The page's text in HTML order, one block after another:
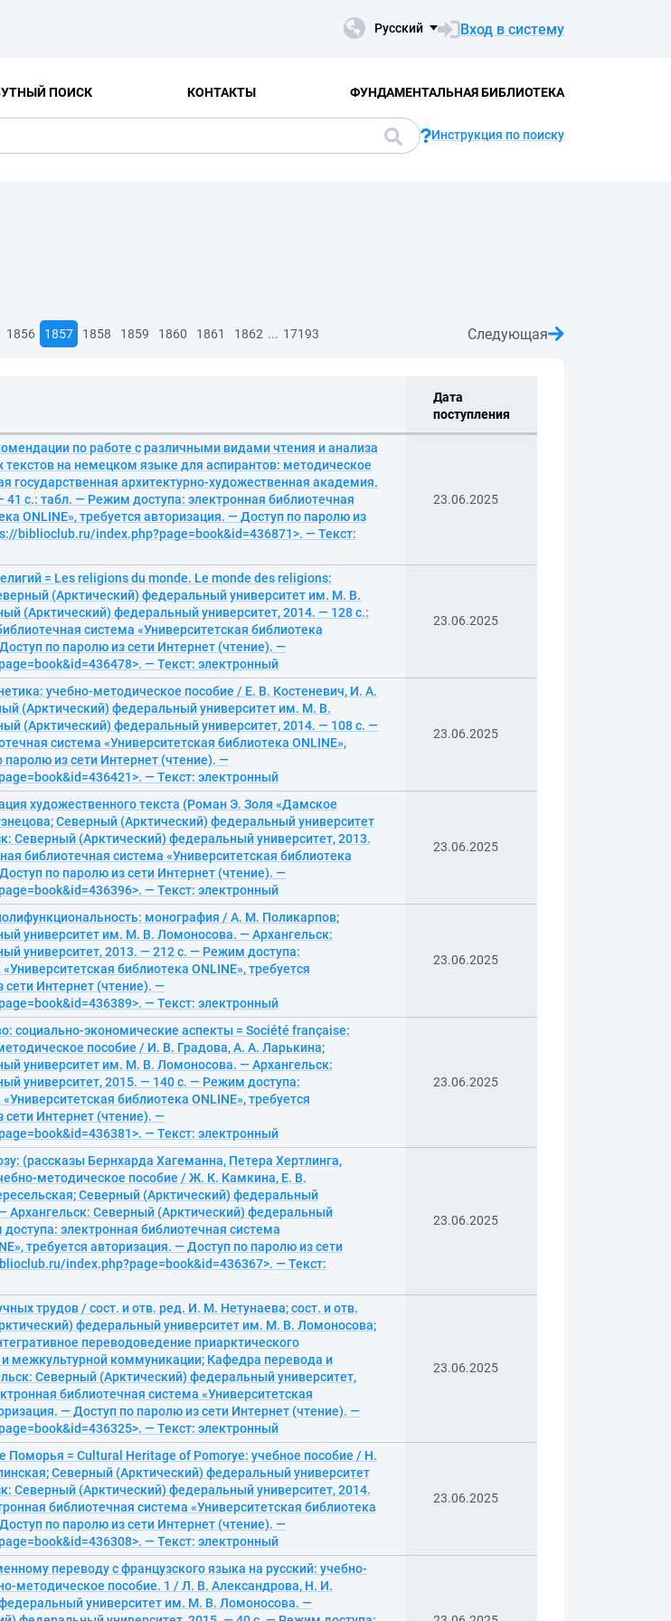
Русский Вход в систему
ПОИСК КОНТАКТЫ ФУНДАМЕНТАЛЬНАЯ БИБЛИОТЕКА
Инструкция по поиску
1856 1857 1858 1859 1860 1861 1862 ... 17193 Следующая
Дата
поступления
по работе с различными видами чтения и анализа
на немецком языке для аспирантов: методическое
государственная архитектурно-художественная академия.
41 с.: табл. — Режим доступа: электронная библиотечная
ONLINE», требуется авторизация. — Доступ по паролю из
biblioclub.ru/index.php?page=book&id=436871>. — Текст:
23.06.2025
= Les religions du monde. Le monde des religions:
(Арктический) федеральный университет им. М. В.
(Арктический) федеральный университет, 2014. — 128 с.:
система «Университетская библиотека
по паролю из сети Интернет (чтение). —
— Текст: электронный
23.06.2025
учебно-методическое пособие / Е. В. Костеневич, И. А.
(Арктический) федеральный университет им. М. В.
(Арктический) федеральный университет, 2014. — 108 с. —
система «Университетская библиотека ONLINE»,
паролю из сети Интернет (чтение). —
— Текст: электронный
23.06.2025
художественного текста (Роман Э. Золя «Дамское
Северный (Арктический) федеральный университет
Северный (Арктический) федеральный университет, 2013.
библиотечная система «Университетская библиотека
по паролю из сети Интернет (чтение). —
— Текст: электронный
23.06.2025
монография / А. М. Поликарпов;
университет им. М. В. Ломоносова. — Архангельск:
университет, 2013. — 212 с. — Режим доступа:
библиотека ONLINE», требуется
сети Интернет (чтение). —
— Текст: электронный
23.06.2025
социально-экономические аспекты = Société française:
пособие / И. В. Градова, А. А. Ларькина;
университет им. М. В. Ломоносова. — Архангельск:
университет, 2015. — 140 с. — Режим доступа:
библиотека ONLINE», требуется
сети Интернет (чтение). —
— Текст: электронный
23.06.2025
(рассказы Бернхарда Хагеманна, Петера Хертлинга,
методическое пособие / Ж. К. Камкина, Е. В.
Северный (Арктический) федеральный
Архангельск: Северный (Арктический) федеральный
электронная библиотечная система
требуется авторизация. — Доступ по паролю из сети
index.php?page=book&id=436367>. — Текст:
23.06.2025
трудов / сост. и отв. ред. И. М. Нетунаева; сост. и отв.
федеральный университет им. М. В. Ломоносова;
переводоведение приарктического
и межкультурной коммуникации; Кафедра перевода и
Северный (Арктический) федеральный университет,
библиотечная система «Университетская
— Доступ по паролю из сети Интернет (чтение). —
— Текст: электронный
23.06.2025
Поморья = Cultural Heritage of Pomorye: учебное пособие / Н.
Северный (Арктический) федеральный университет
Северный (Арктический) федеральный университет, 2014.
библиотечная система «Университетская библиотека
по паролю из сети Интернет (чтение). —
— Текст: электронный
23.06.2025
переводу с французского языка на русский: учебно-
методическое пособие. 1 / Л. В. Александрова, Н. И.
университет им. М. В. Ломоносова. —